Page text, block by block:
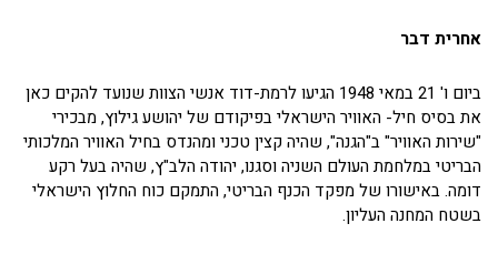
אחרית דבר
ביום ו' 21 במאי 1948 הגיעו לרמת-דוד אנשי הצוות שנועד להקים כאן
את בסיס חיל- האוויר הישראלי בפיקודם של יהושע גילוץ, מבכירי
"שירות האוויר" ב"הגנה", שהיה קצין טכני ומהנדס בחיל האוויר המלכותי
הבריטי במלחמת העולם השניה וסגנו, יהודה הלב"ץ, שהיה בעל רקע
דומה. באישורו של מפקד הכנף הבריטי, התמקם כוח החלוץ הישראלי
בשטח המחנה העליון.